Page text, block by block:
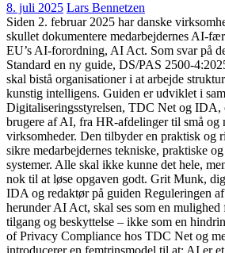
8. juli 2025 Lars Bennetzen
Siden 2. februar 2025 har danske
skullet dokumentere medarbejdernes AI-
EU’s AI-forordning, AI Act. Som svar på
Standard en ny guide, DS/PAS 2500-
skal bistå organisationer i at arbejde
kunstig intelligens. Guiden er udviklet i
Digitaliseringsstyrelsen, TDC Net og IDA,
brugere af AI, fra HR-afdelinger til små og
virksomheder. Den tilbyder en praktisk og
sikre medarbejdernes tekniske, praktiske
systemer. Alle skal ikke kunne det hele,
nok til at løse opgaven godt. Grit Munk,
IDA og redaktør på guiden Reguleringen
herunder AI Act, skal ses som en mulighed
tilgang og beskyttelse – ikke som en
of Privacy Compliance hos TDC Net og